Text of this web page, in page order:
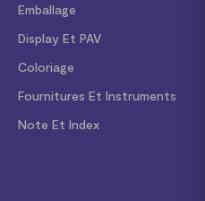
Emballage
Display Et PAV
Coloriage
Fournitures Et Instruments
Note Et Index